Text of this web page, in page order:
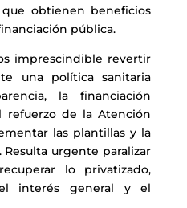
obtienen beneficios
pública.
imprescindible revertir
una política sanitaria
la financiación
refuerzo de la Atención
las plantillas y la
urgente paralizar
lo privatizado,
interés general y el